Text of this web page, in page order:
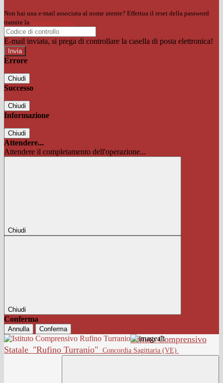
Non hai una e-mail associata al nome utente? Effettua il reset della password
tramite la Login Spaggiari
E-mail inviata, si prega di controllare la casella di posta elettronica!
Errore
Chiudi
Successo
Chiudi
Informazione
Chiudi
Attendere...
Attendere il completamento dell'operazione...
Chiudi
Chiudi
Conferma
Annulla Conferma
Istituto Comprensivo
Statale "Rufino Turranio" Concordia Sagittaria (VE)